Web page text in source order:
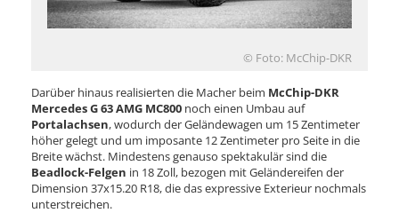
© Foto: McChip-DKR
Darüber hinaus realisierten die Macher beim McChip-DKR
Mercedes G 63 AMG MC800 noch einen Umbau auf
Portalachsen, wodurch der Geländewagen um 15 Zentimeter
höher gelegt und um imposante 12 Zentimeter pro Seite in die
Breite wächst. Mindestens genauso spektakulär sind die
Beadlock-Felgen in 18 Zoll, bezogen mit Geländereifen der
Dimension 37x15.20 R18, die das expressive Exterieur nochmals
unterstreichen.